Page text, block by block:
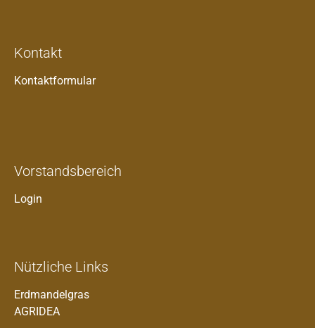
Kontakt
Kontaktformular
Vorstandsbereich
Login
Nützliche Links
Erdmandelgras
AGRIDEA